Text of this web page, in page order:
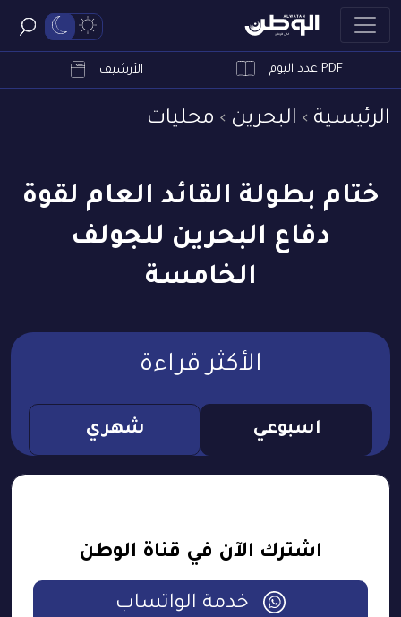
PDF عدد اليوم الأرشيف
الرئيسية البحرين محليات
ختام بطولة القائد العام لقوة
دفاع البحرين للجولف
الخامسة
الأكثر قراءة
اسبوعي شهري
اشترك الآن في قناة الوطن
خدمة الواتساب